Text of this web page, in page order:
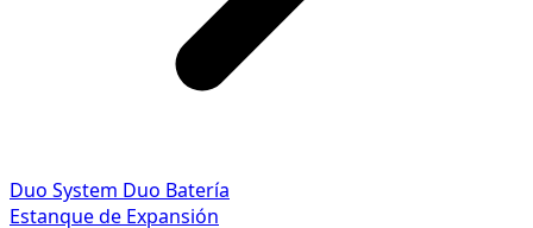
Duo System Duo Batería
Estanque de Expansión